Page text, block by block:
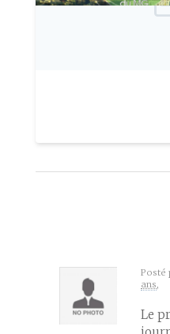
Posté
ans,
Le